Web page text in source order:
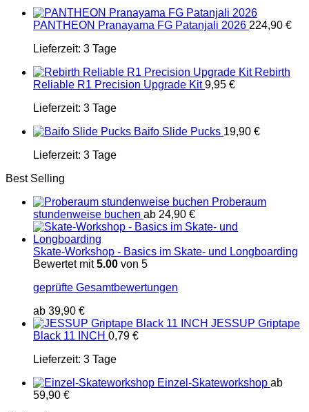
PANTHEON Pranayama FG Patanjali 2026 224,90 €
Lieferzeit: 3 Tage
Rebirth
Reliable R1 Precision Upgrade Kit 9,95 €
Lieferzeit: 3 Tage
Baifo Slide Pucks 19,90 €
Lieferzeit: 3 Tage
Best Selling
Proberaum
stundenweise buchen ab 24,90 €
Skate-Workshop - Basics im Skate- und Longboarding
Bewertet mit5.00 von 5
geprüfte Gesamtbewertungen
ab 39,90 €
JESSUP Griptape
Black 11 INCH 0,79 €
Lieferzeit: 3 Tage
Einzel-Skateworkshop ab
59,90 €